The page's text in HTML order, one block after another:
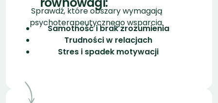
Polecamy terapeutę,
doświadczenie w